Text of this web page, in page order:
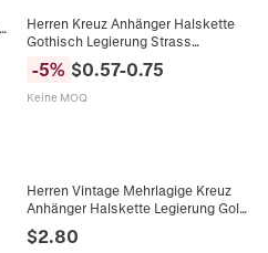
Herren Kreuz Anhänger Halskette
Gothisch Legierung Strass
Mode Pulloverkette Halsketten
-5% $0.57-0.75
Keine MOQ
Herren Vintage Mehrlagige Kreuz
Anhänger Halskette Legierung Gold
Silber Plattiert Fischgräten
Schlangenkette Hip Hop Schmuck
$2.80